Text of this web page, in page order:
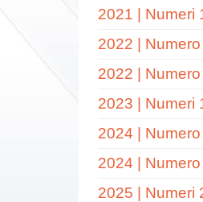
2021 | Numeri
2022 |
2022 |
2023 | Numeri
2024 |
2024 |
2025 | Numeri